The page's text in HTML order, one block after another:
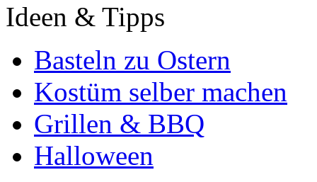
Ideen & Tipps
Basteln zu Ostern
Kostüm selber machen
Grillen & BBQ
Halloween